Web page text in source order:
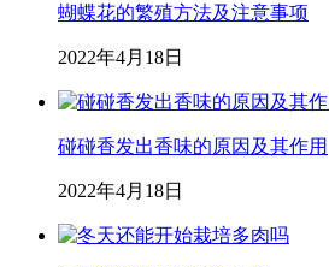
蝴蝶花的繁殖方法及注意事项
2022年4月18日
碰碰香发出香味的原因及其作用
2022年4月18日